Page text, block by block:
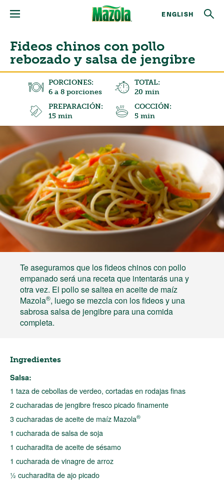
ENGLISH
Te aseguramos que los fideos chinos con pollo
empanado será una receta que intentarás una y
otra vez. El pollo se saltea en aceite de maíz
Mazola®, luego se mezcla con los fideos y una
sabrosa salsa de jengibre para una comida
completa.
Fideos chinos con pollo
rebozado y salsa de jengibre
PORCIONES:
6 a 8 porciones
TOTAL:
20 min
PREPARACIÓN:
15 min
COCCIÓN:
5 min
Ingredientes
Salsa:
1 taza de cebollas de verdeo, cortadas en rodajas finas
2 cucharadas de jengibre fresco picado finamente
3 cucharadas de aceite de maíz Mazola®
1 cucharada de salsa de soja
1 cucharadita de aceite de sésamo
1 cucharada de vinagre de arroz
½ cucharadita de ajo picado